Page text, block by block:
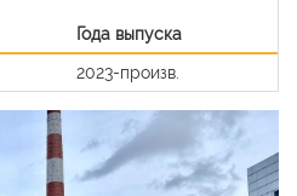
Года выпуска
2023-произв.